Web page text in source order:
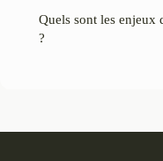
Quels sont les enjeux
?